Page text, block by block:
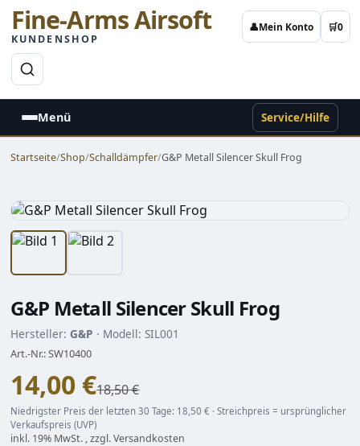
Fine-Arms Airsoft
KUNDENSHOP
👤Mein Konto 🛒0
Menü Service/Hilfe
Startseite/Shop/Schalldämpfer/G&P Metall Silencer Skull Frog
G&P Metall Silencer Skull Frog
Hersteller:G&P · Modell: SIL001
Art.-Nr.: SW10400
14,00 €Statt
18,50 €
Niedrigster Preis der letzten 30 Tage: 18,50 € · Streichpreis = ursprünglicher
Verkaufspreis (UVP)
inkl. 19% MwSt. , zzgl. Versandkosten